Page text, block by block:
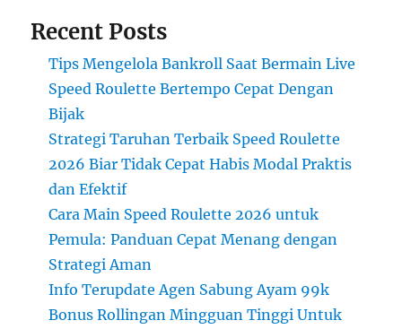
Recent Posts
Tips Mengelola Bankroll Saat Bermain Live
Speed Roulette Bertempo Cepat Dengan
Bijak
Strategi Taruhan Terbaik Speed Roulette
2026 Biar Tidak Cepat Habis Modal Praktis
dan Efektif
Cara Main Speed Roulette 2026 untuk
Pemula: Panduan Cepat Menang dengan
Strategi Aman
Info Terupdate Agen Sabung Ayam 99k
Bonus Rollingan Mingguan Tinggi Untuk